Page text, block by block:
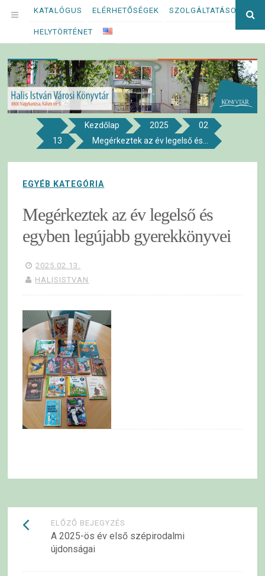
Megszakítás
OPEN
MENU
KATALÓGUS ELÉRHETŐSÉGEK SZOLGÁLTATÁSOK
HELYTÖRTÉNET
Halis István Városi Könyvtár
8800 NAGYKANIZSA, KÁLVIN TÉR 5.
Kezdőlap 2025
02
13
Megérkeztek az év legelső és...
EGYÉB KATEGÓRIA
Megérkeztek az év legelső és
egyben legújabb gyerekkönyvei
2025.02.13.
HALISISTVAN
Bejegyzések
navigációja
ELŐZŐ BEJEGYZÉS
A 2025-ös év első szépirodalmi
újdonságai